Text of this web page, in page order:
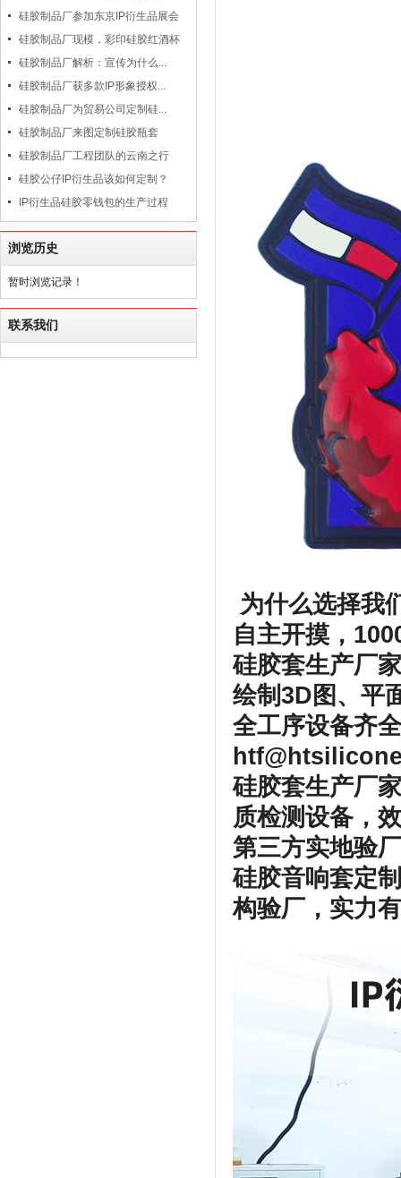
硅胶制品厂参加东京IP衍生品展会
硅胶制品厂现模，彩印硅胶红酒杯
硅胶制品厂解析：宣传为什么...
硅胶制品厂获多款IP形象授权...
硅胶制品厂为贸易公司定制硅...
硅胶制品厂来图定制硅胶瓶套
硅胶制品厂工程团队的云南之行
硅胶公仔IP衍生品该如何定制？
IP衍生品硅胶零钱包的生产过程
浏览历史
暂时浏览记录！
联系我们
为什么选择我
自主开摸，
硅胶套生产厂
绘制3D图、平
全工序设备齐
硅胶套生产厂
质检测设备，
第三方实地验
硅胶音响套定
构验厂，实力